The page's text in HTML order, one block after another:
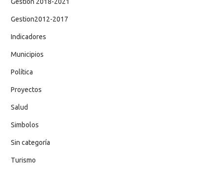
Gestion2012-2017
Indicadores
Municipios
Política
Proyectos
Salud
Simbolos
Sin categoría
Turismo